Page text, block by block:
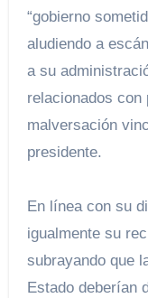
“gobierno
aludiendo a
a su
relacionados
malversación
presidente.
En línea con su
igualmente su
subrayando que
Estado deberían